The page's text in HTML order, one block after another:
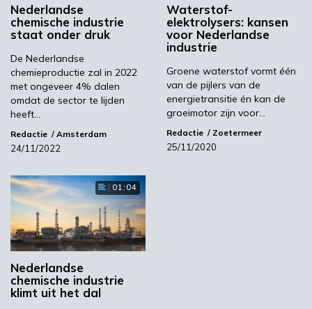
ABN Amro
Volgende
Duik in de koolstofboekhouding van de blauwe
bioeconomie
Meest gelezen
Nederlandse
chemische industrie
staat onder druk
De Nederlandse
chemieproductie zal in 2022
met ongeveer 4% dalen
omdat de sector te lijden
heeft…
Redactie Amsterdam
24/11/2022
Waterstof-
elektrolysers: kansen
voor Nederlandse
industrie
Groene waterstof vormt één
van de pijlers van de
energietransitie én kan de
groeimotor zijn voor…
Redactie Zoetermeer
25/11/2020
01:04
Nederlandse
chemische industrie
klimt uit het dal